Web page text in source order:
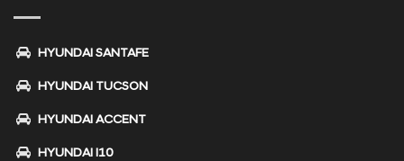
HYUNDAI SANTAFE
HYUNDAI TUCSON
HYUNDAI ACCENT
HYUNDAI I10